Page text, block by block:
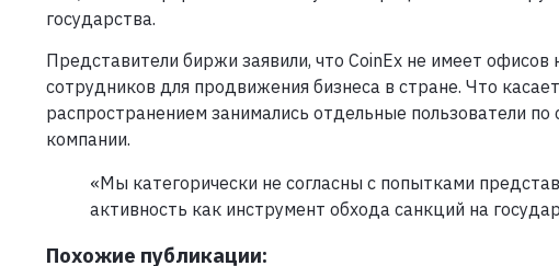
государства.
Представители биржи заявили, что CoinEx не имеет
сотрудников для продвижения бизнеса в стране. Что
распространением занимались отдельные пользователи по
компании.
«Мы категорически не согласны с попытками
активность как инструмент обхода санкций на
Похожие публикации: